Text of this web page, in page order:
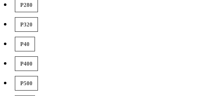
P280
P320
P40
P400
P500